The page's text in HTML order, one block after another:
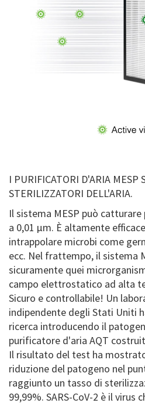
I PURIFICATORI D'ARIA MESP
STERILIZZATORI DELL'ARIA.
Il sistema MESP può
a 0,01 μm. È altamente
intrappolare microbi come
ecc. Nel frattempo, il sistema
sicuramente quei
campo elettrostatico ad alta
Sicuro e controllabile! Un
indipendente degli Stati Uniti
ricerca introducendo il
purificatore d'aria AQT
Il risultato del test ha
riduzione del patogeno nel
raggiunto un tasso di
99,99%. SARS-CoV-2 è il virus